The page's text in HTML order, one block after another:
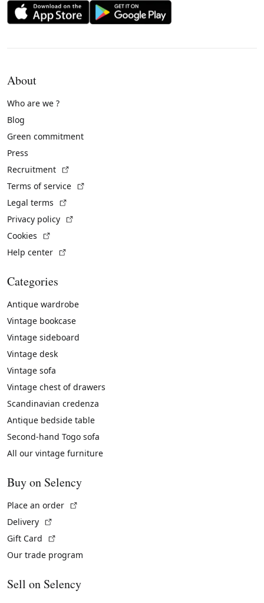
About
Who are we ?
Blog
Green commitment
Press
Recruitment
Terms of service
Legal terms
Privacy policy
Cookies
Help center
Categories
Antique wardrobe
Vintage bookcase
Vintage sideboard
Vintage desk
Vintage sofa
Vintage chest of drawers
Scandinavian credenza
Antique bedside table
Second-hand Togo sofa
All our vintage furniture
Buy on Selency
Place an order
Delivery
Gift Card
Our trade program
Sell on Selency